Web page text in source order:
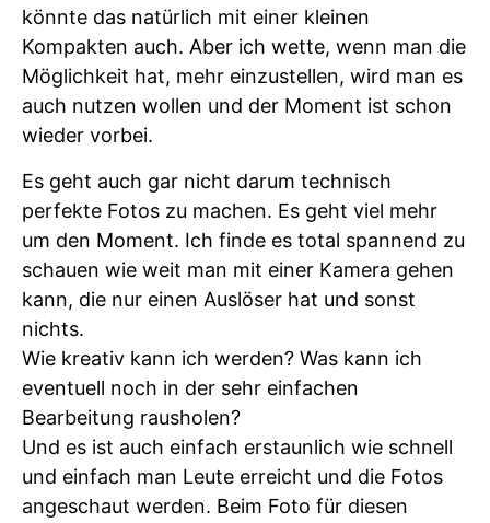
könnte das natürlich mit einer kleinen
Kompakten auch. Aber ich wette, wenn man die
Möglichkeit hat, mehr einzustellen, wird man es
auch nutzen wollen und der Moment ist schon
wieder vorbei.
Es geht auch gar nicht darum technisch
perfekte Fotos zu machen. Es geht viel mehr
um den Moment. Ich finde es total spannend zu
schauen wie weit man mit einer Kamera gehen
kann, die nur einen Auslöser hat und sonst
nichts.
Wie kreativ kann ich werden? Was kann ich
eventuell noch in der sehr einfachen
Bearbeitung rausholen?
Und es ist auch einfach erstaunlich wie schnell
und einfach man Leute erreicht und die Fotos
angeschaut werden. Beim Foto für diesen